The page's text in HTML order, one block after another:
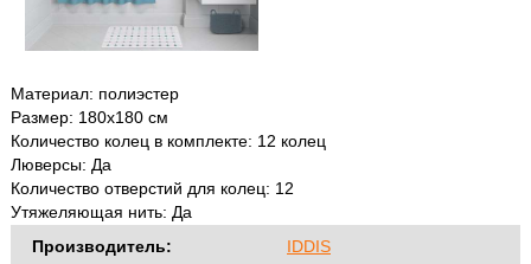
Материал: полиэстер
Размер: 180х180 см
Количество колец в комплекте: 12 колец
Люверсы: Да
Количество отверстий для колец: 12
Утяжеляющая нить: Да
Производитель:
IDDIS